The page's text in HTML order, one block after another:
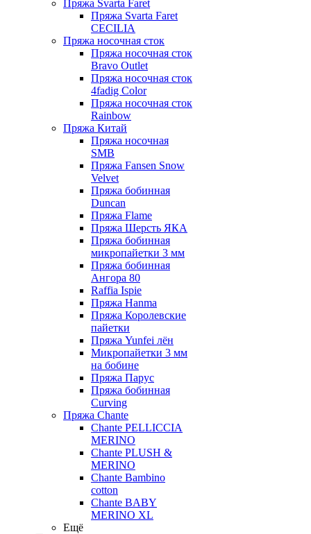
Пряжа Svarta Faret
Пряжа Svarta Faret
CECILIA
Пряжа носочная сток
Пряжа носочная сток
Bravo Outlet
Пряжа носочная сток
4fadig Color
Пряжа носочная сток
Rainbow
Пряжа Китай
Пряжа носочная
SMB
Пряжа Fansen Snow
Velvet
Пряжа бобинная
Duncan
Пряжа Flame
Пряжа Шерсть ЯКА
Пряжа бобинная
микропайетки 3 мм
Пряжа бобинная
Ангора 80
Raffia Ispie
Пряжа Hanma
Пряжа Королевские
пайетки
Пряжа Yunfei лён
Микропайетки 3 мм
на бобине
Пряжа Парус
Пряжа бобинная
Curving
Пряжа Chante
Chante PELLICCIA
MERINO
Chante PLUSH &
MERINO
Chante Bambino
cotton
Chante BABY
MERINO XL
Ещё